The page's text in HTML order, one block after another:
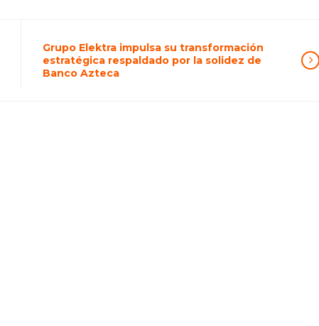
Grupo Elektra impulsa su transformación
estratégica respaldado por la solidez de
Banco Azteca